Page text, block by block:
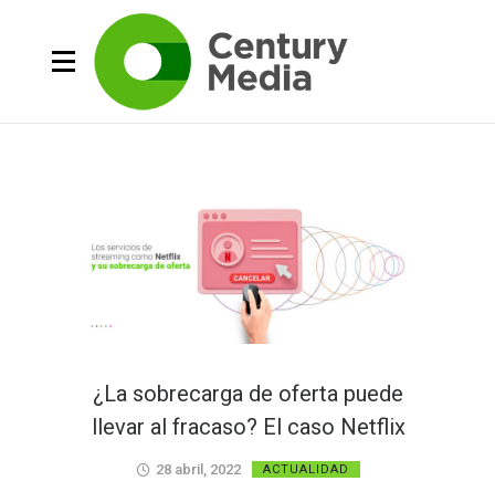
¿La sobrecarga de oferta puede
llevar al fracaso? El caso Netflix
28 abril, 2022 ACTUALIDAD